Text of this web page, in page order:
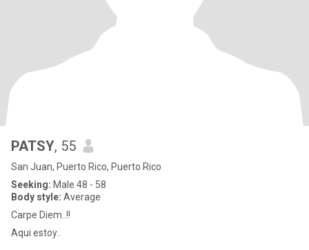
PATSY, 55
San Juan, Puerto Rico, Puerto Rico
Seeking: Male 48 - 58
Body style: Average
Carpe Diem..!!
Aqui estoy..